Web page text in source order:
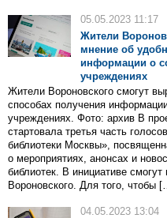
05.05.2023 11:17
Жители
мнение об
информации о
учреждениях
Жители Вороновского смогут
способах получения
учреждениях. Фото: архив В
стартовала третья часть
библиотеки Москвы»,
о мероприятиях, анонсах и
библиотек. В инициативе
Вороновского. Для того, чтобы
04.05.2023 13:04